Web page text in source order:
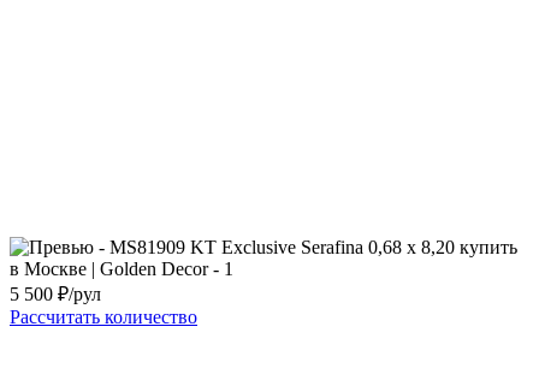
5 500 ₽/рул
Рассчитать количество